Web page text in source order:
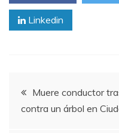
Linkedin
Post
navigation
Muere conductor
contra un árbol en